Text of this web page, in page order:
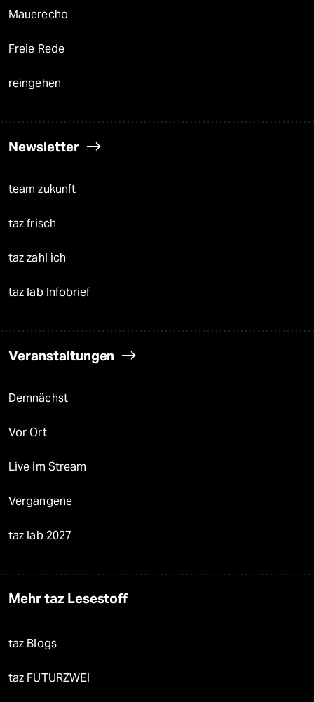
Mauerecho
Freie Rede
reingehen
Newsletter
team zukunft
taz frisch
taz zahl ich
taz lab Infobrief
Veranstaltungen
Demnächst
Vor Ort
Live im Stream
Vergangene
taz lab 2027
Mehr taz Lesestoff
taz Blogs
taz FUTURZWEI